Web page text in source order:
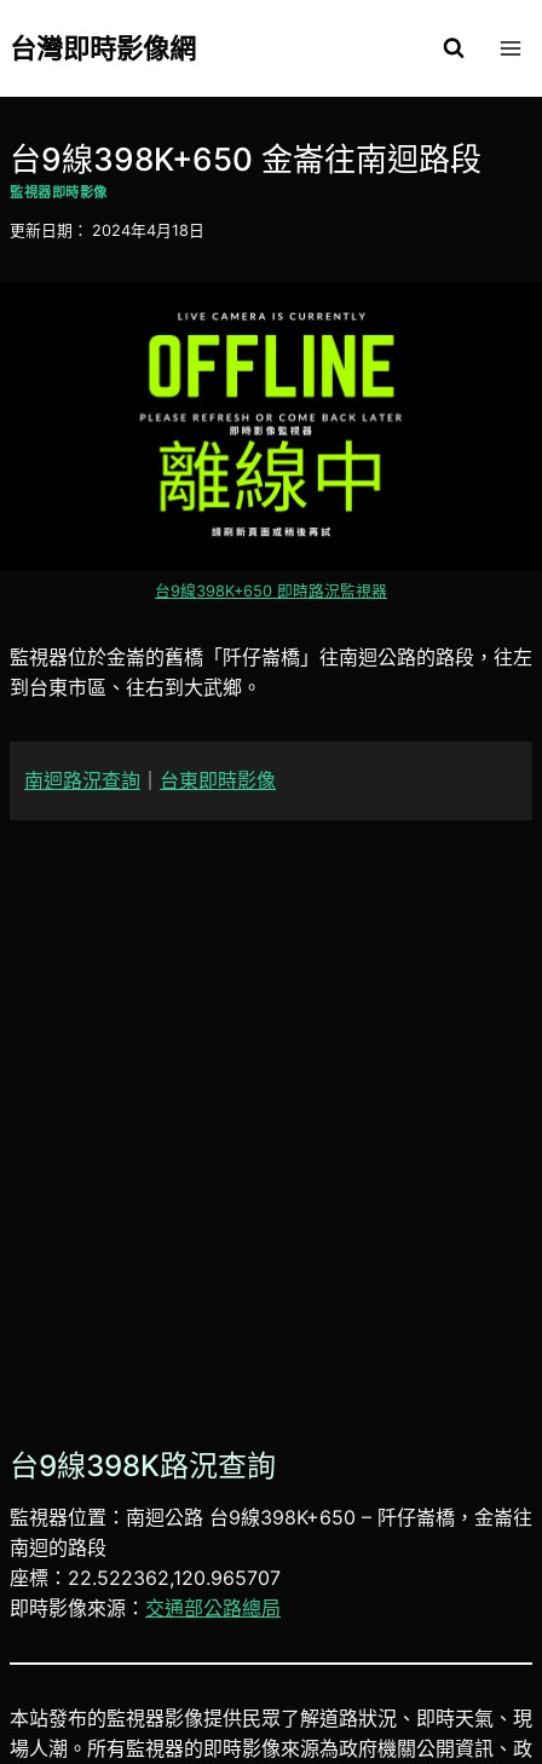
to台灣即時影像網
台9線398K+650 金崙往南迴路段
監視器即時影像
更新日期： 2024年4月18日
台9線398K+650 即時路況監視器
監視器位於金崙的舊橋「阡仔崙橋」往南迴公路的路段，往左
到台東市區、往右到大武鄉。
南迴路況查詢 台東即時影像
台9線398K路況查詢
監視器位置：南迴公路 台9線398K+650 – 阡仔崙橋，金崙往
南迴的路段
座標：22.522362,120.965707
即時影像來源： 交通部公路總局
本站發布的監視器影像提供民眾了解道路狀況、即時天氣、現
場人潮。所有監視器的即時影像來源為政府機關公開資訊、政